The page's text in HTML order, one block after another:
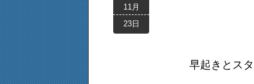
11月
23日
早起きとス